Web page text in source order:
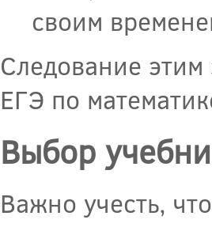
своим
Следование этим
ЕГЭ по
Выбор
Важно учесть,